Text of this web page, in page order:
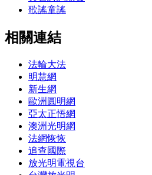
歌謠童謠
相關連結
法輪大法
明慧網
新生網
歐洲圓明網
亞太正悟網
澳洲光明網
法網恢恢
追查國際
放光明電視台